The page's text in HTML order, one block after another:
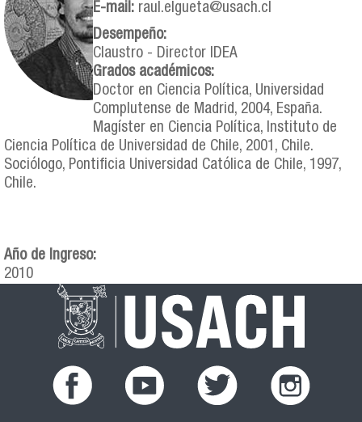
E-mail: raul.elgueta@usach.cl
Desempeño:
Claustro - Director IDEA
Grados académicos:
Doctor en Ciencia Política, Universidad
Complutense de Madrid, 2004, España.
Magíster en Ciencia Política, Instituto de
Ciencia Política de Universidad de Chile, 2001, Chile.
Sociólogo, Pontificia Universidad Católica de Chile, 1997,
Chile.
Año de Ingreso:
2010
facebook.pngyoutub.pngtwitter.png